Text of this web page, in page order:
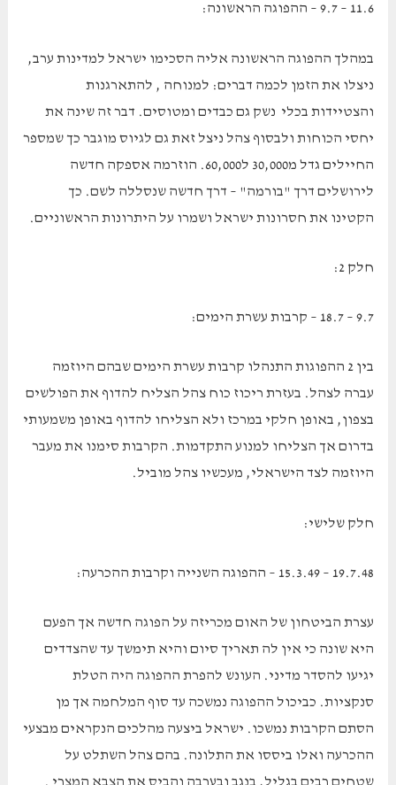
11.6 – 9.7 – ההפוגה הראשונה:
במהלך ההפוגה הראשונה אליה הסכימו ישראל למדינות ערב,
ניצלו את הזמן לכמה דברים: למנוחה , להתארגנות
והצטיידות בכלי נשק גם כבדים ומטוסים. דבר זה שינה את
יחסי הכוחות ולבסוף צהל ניצל זאת גם לגיוס מוגבר כך שמספר
החיילים גדל מ30,000 ל60,000. הוזרמה אספקה חדשה
לירושלים דרך "בורמה" – דרך חדשה שנסללה לשם. כך
הקטינו את חסרונות ישראל ושמרו על היתרונות הראשוניים.
חלק 2:
9.7 – 18.7 – קרבות עשרת הימים:
בין 2 ההפוגות התנהלו קרבות עשרת הימים שבהם היוזמה
עברה לצהל. בעזרת ריכוז כוח צהל הצליח להדוף את הפולשים
בצפון, באופן חלקי במרכז ולא הצליחו להדוף באופן משמעותי
בדרום אך הצליחו למנוע התקדמות. הקרבות סימנו את מעבר
היוזמה לצד הישראלי, מעכשיו צהל מוביל.
חלק שלישי:
19.7.48 – 15.3.49 – ההפוגה השנייה וקרבות ההכרעה:
עצרת הביטחון של האום מכריזה על הפוגה חדשה אך הפעם
היא שונה כי אין לה תאריך סיום והיא תימשך עד שהצדדים
יגיעו להסדר מדיני. העונש להפרת ההפוגה היה הטלת
סנקציות. כביכול ההפוגה נמשכה עד סוף המלחמה אך מן
הסתם הקרבות נמשכו. ישראל ביצעה מהלכים הנקראים מבצעי
ההכרעה ואלו ביססו את התלונה. בהם צהל השתלט על